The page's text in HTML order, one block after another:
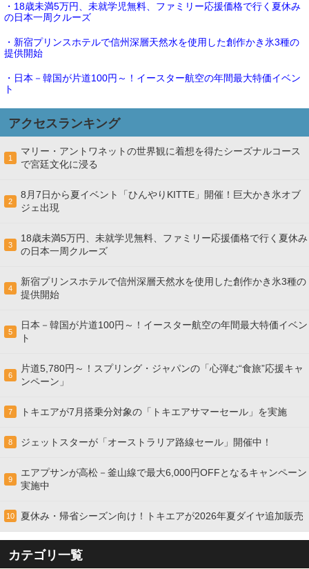
・18歳未満5万円、未就学児無料、ファミリー応援価格で行く夏休み
の日本一周クルーズ
・新宿プリンスホテルで信州深層天然水を使用した創作かき氷3種の
提供開始
・日本－韓国が片道100円～！イースター航空の年間最大特価イベン
ト
アクセスランキング
1
マリー・アントワネットの世界観に着想を得たシーズナルコース
で宮廷文化に浸る
2
8月7日から夏イベント「ひんやりKITTE」開催！巨大かき氷オブ
ジェ出現
3
18歳未満5万円、未就学児無料、ファミリー応援価格で行く夏休み
の日本一周クルーズ
4
新宿プリンスホテルで信州深層天然水を使用した創作かき氷3種の
提供開始
5
日本－韓国が片道100円～！イースター航空の年間最大特価イベン
ト
6
片道5,780円～！スプリング・ジャパンの「心弾む“食旅”応援キャ
ンペーン」
7 トキエアが7月搭乗分対象の「トキエアサマーセール」を実施
8 ジェットスターが「オーストラリア路線セール」開催中！
9
エアプサンが高松－釜山線で最大6,000円OFFとなるキャンペーン
実施中
10 夏休み・帰省シーズン向け！トキエアが2026年夏ダイヤ追加販売
カテゴリ一覧